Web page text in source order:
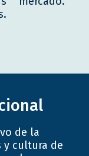
de la
y cultura de